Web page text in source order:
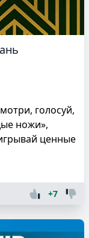
голосуй,
ножи»,
ценные
+7